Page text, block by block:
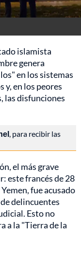
islamista
genera
en los sistemas
en los peores
las disfunciones
, para recibir las
el más grave
este francés de 28
fue acusado
delincuentes
Esto no
a la "Tierra de la